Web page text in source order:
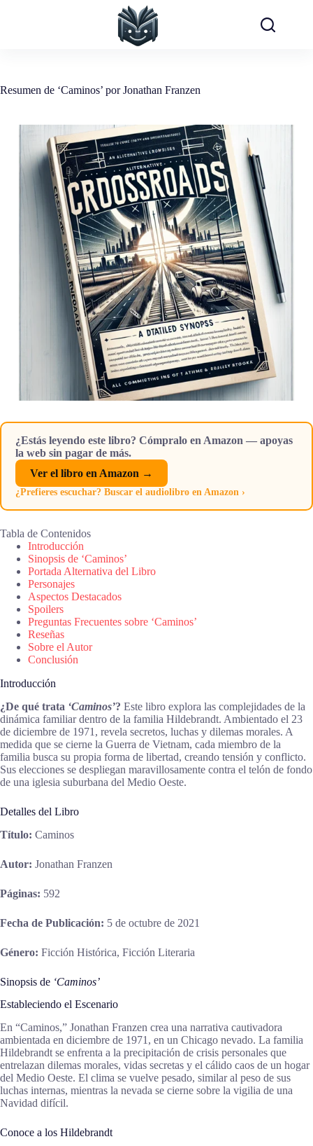
Resumen de ‘Caminos’ por Jonathan Franzen
¿Estás leyendo este libro? Cómpralo en Amazon — apoyas
la web sin pagar de más.
Ver el libro en Amazon →
¿Prefieres escuchar? Buscar el audiolibro en Amazon ›
Tabla de Contenidos
Introducción
Sinopsis de ‘Caminos’
Portada Alternativa del Libro
Personajes
Aspectos Destacados
Spoilers
Preguntas Frecuentes sobre ‘Caminos’
Reseñas
Sobre el Autor
Conclusión
Introducción
¿De qué trata ‘Caminos’? Este libro explora las complejidades de la
dinámica familiar dentro de la familia Hildebrandt. Ambientado el 23
de diciembre de 1971, revela secretos, luchas y dilemas morales. A
medida que se cierne la Guerra de Vietnam, cada miembro de la
familia busca su propia forma de libertad, creando tensión y conflicto.
Sus elecciones se despliegan maravillosamente contra el telón de fondo
de una iglesia suburbana del Medio Oeste.
Detalles del Libro
Título: Caminos
Autor: Jonathan Franzen
Páginas: 592
Fecha de Publicación: 5 de octubre de 2021
Género: Ficción Histórica, Ficción Literaria
Sinopsis de ‘Caminos’
Estableciendo el Escenario
En “Caminos,” Jonathan Franzen crea una narrativa cautivadora
ambientada en diciembre de 1971, en un Chicago nevado. La familia
Hildebrandt se enfrenta a la precipitación de crisis personales que
entrelazan dilemas morales, vidas secretas y el cálido caos de un hogar
del Medio Oeste. El clima se vuelve pesado, similar al peso de sus
luchas internas, mientras la nevada se cierne sobre la vigilia de una
Navidad difícil.
Conoce a los Hildebrandt